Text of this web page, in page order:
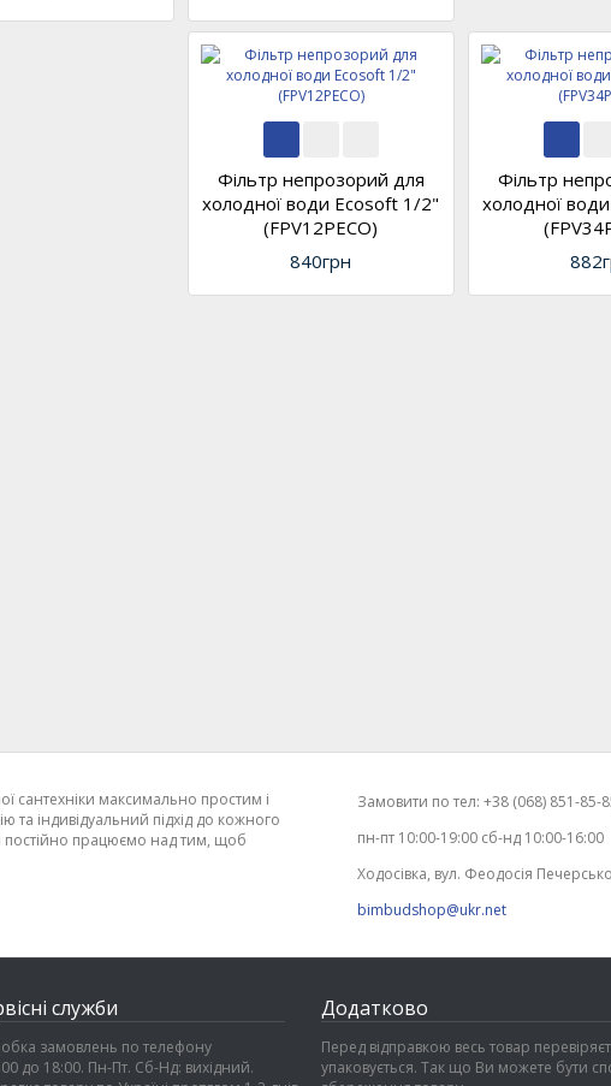
Фільтр непрозорий для
холодної води Ecosoft 1/2"
(FPV12PECO)
840грн
Фільтр
холодної
сантехніки максимально простим і
та індивідуальний підхід до кожного
постійно працюємо над тим, щоб
Замовити по тел: +38 (068) 851-85-
пн-пт 10:00-19:00 сб-нд 10:00-16:00
Ходосівка, вул. Феодосія
bimbudshop@ukr.net
служби
замовлень по телефону
до 18:00. Пн-Пт. Сб-Нд: вихідний.
Додатково
Перед відправкою весь товар
упаковується. Так що Ви можете бути